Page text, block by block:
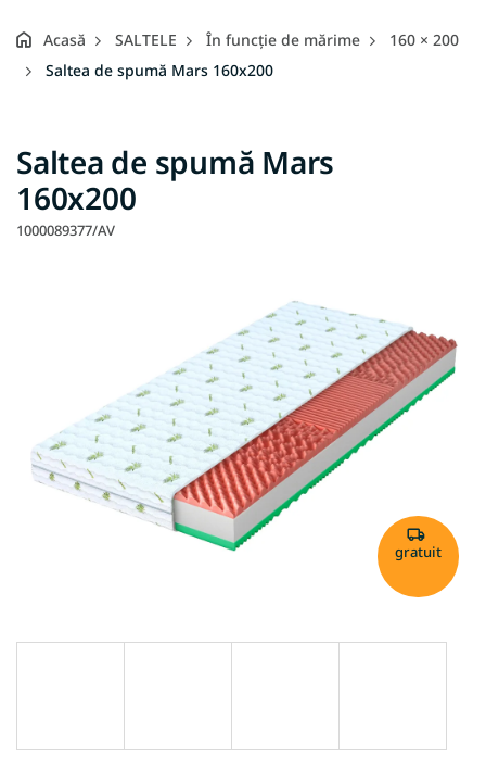
Acasă SALTELE În funcție de mărime
160 × 200
Saltea de spumă Mars 160x200
Saltea de spumă Mars
160x200
1000089377/AV
gratuit